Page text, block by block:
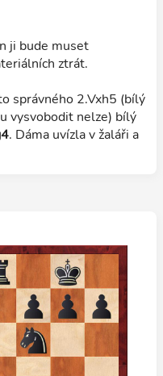
ji bude muset
ztrát.
správného 2.Vxh5 (bílý
vysvobodit nelze) bílý
. Dáma uvízla v žaláři a